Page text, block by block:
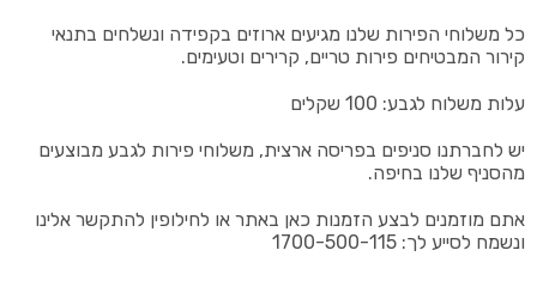
כל משלוחי הפירות שלנו מגיעים ארוזים בקפידה ונשלחים בתנאי
קירור המבטיחים פירות טריים, קרירים וטעימים.
עלות משלוח לגבע: 100 שקלים
יש לחברתנו סניפים בפריסה ארצית, משלוחי פירות לגבע מבוצעים
מהסניף שלנו בחיפה.
אתם מוזמנים לבצע הזמנות כאן באתר או לחילופין להתקשר אלינו
ונשמח לסייע לך: 1700-500-115